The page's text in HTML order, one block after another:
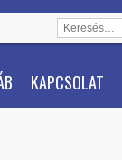
KAPCSOLAT